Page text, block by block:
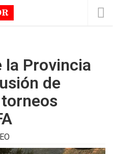
la Provincia
de
EO